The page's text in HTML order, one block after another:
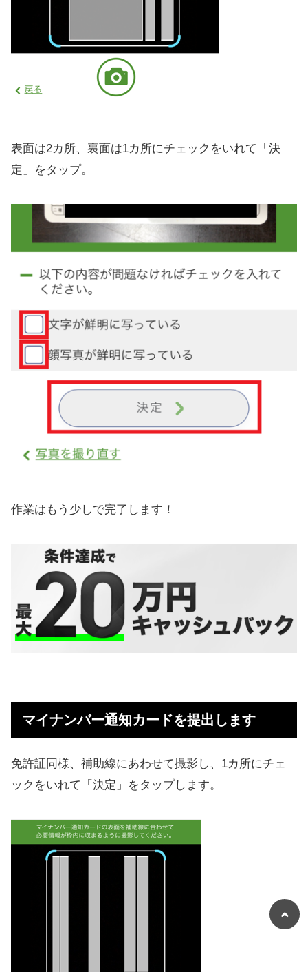
表面は2カ所、裏面は1カ所にチェックをいれて「決
定」をタップ。
作業はもう少しで完了します！
マイナンバー通知カードを提出します
免許証同様、補助線にあわせて撮影し、1カ所にチェ
ックをいれて「決定」をタップします。